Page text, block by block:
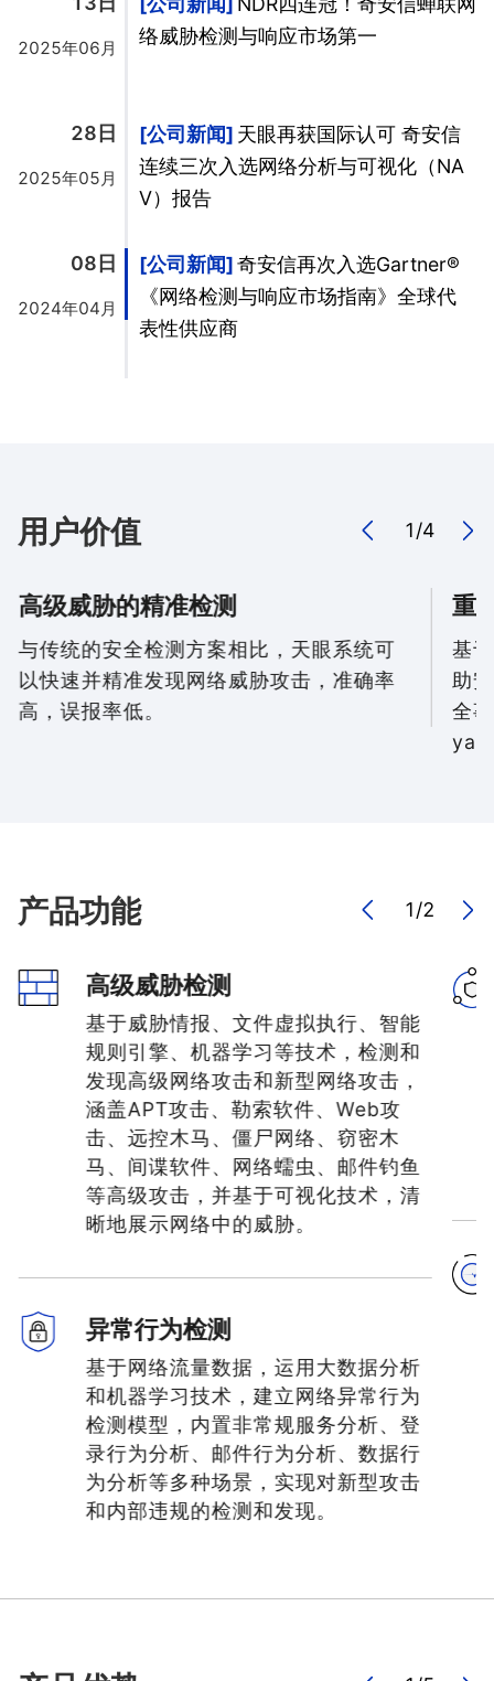
2025年06月
28日
2025年05月
08日
2024年04月
络威胁检测与响应市场第一
公司新闻
天眼再获国际认可 奇安信
连续三次入选网络分析与可视化（NA
V）报告
公司新闻
奇安信再次入选Gartner®
《网络检测与响应市场指南》全球代
表性供应商
用户价值 1/4
高级威胁的精准检测
与传统的安全检测方案相比，天眼系统可
以快速并精准发现网络威胁攻击，准确率
高，误报率低。
重
基
助
全
ya
产品功能 1/2
高级威胁检测
基于威胁情报、文件虚拟执行、智能
规则引擎、机器学习等技术，检测和
发现高级网络攻击和新型网络攻击，
涵盖APT攻击、勒索软件、Web攻
击、远控木马、僵尸网络、窃密木
马、间谍软件、网络蠕虫、邮件钓鱼
等高级攻击，并基于可视化技术，清
晰地展示网络中的威胁。
异常行为检测
基于网络流量数据，运用大数据分析
和机器学习技术，建立网络异常行为
检测模型，内置非常规服务分析、登
录行为分析、邮件行为分析、数据行
为分析等多种场景，实现对新型攻击
和内部违规的检测和发现。